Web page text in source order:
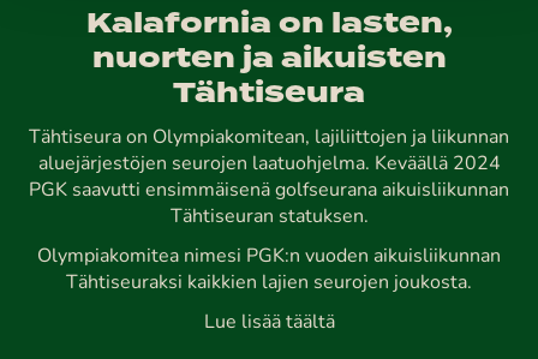
Kalafornia on lasten,
nuorten ja aikuisten
Tähtiseura
Tähtiseura on Olympiakomitean, lajiliittojen ja liikunnan
aluejärjestöjen seurojen laatuohjelma. Keväällä 2024
PGK saavutti ensimmäisenä golfseurana aikuisliikunnan
Tähtiseuran statuksen.
Olympiakomitea nimesi PGK:n vuoden aikuisliikunnan
Tähtiseuraksi kaikkien lajien seurojen joukosta.
Lue lisää täältä